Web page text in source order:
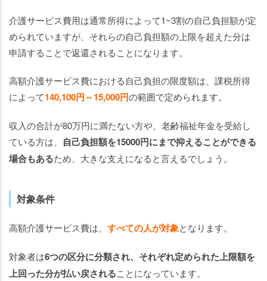
介護サービス費用は通常所得によって1~3割の自己負担額が定
められていますが、それらの自己負担額の上限を超えた分は
申請することで返還されることになります。
高額介護サービス費における自己負担の限度額は、課税所得
によって140,100円～15,000円の範囲で定められます。
収入の合計が80万円に満たない方や、老齢福祉年金を受給し
ている方は、 自己負担額を15000円にまで抑えることができる
場合もあるため、大きな支えになると言えるでしょう。
対象条件
高額介護サービス費は、 すべての人が対象となります。
対象者は6つの区分に分類され、それぞれ定められた上限額を
上回った分が払い戻されることになっています。